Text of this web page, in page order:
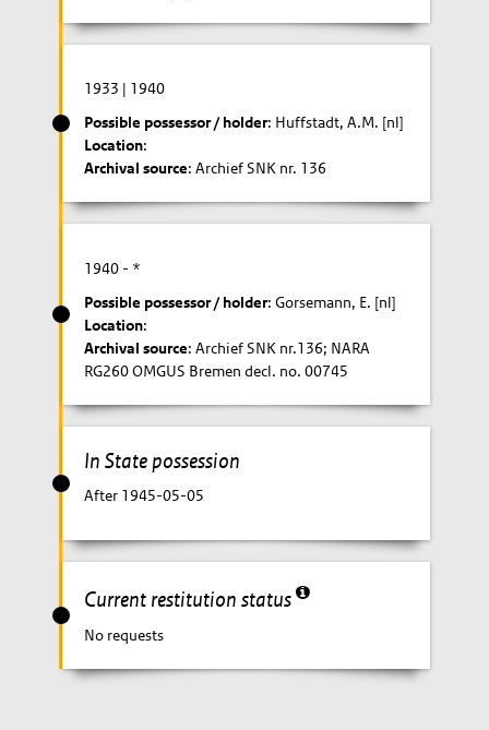
1933 | 1940
Possible possessor / holder: Huffstadt, A.M. [nl]
Location:
Archival source: Archief SNK nr. 136
1940 - *
Possible possessor / holder: Gorsemann, E. [nl]
Location:
Archival source: Archief SNK nr.136; NARA
RG260 OMGUS Bremen decl. no. 00745
In State possession
After 1945-05-05
Current restitution status
No requests